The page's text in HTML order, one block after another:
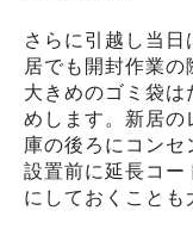
さらに引越し当
居でも開封作業の
大きめのゴミ袋
めします。新居
庫の後ろにコン
設置前に延長コー
にしておくことも